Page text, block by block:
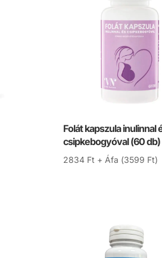
Folát kapszula inulinnal
csipkebogyóval (60 db)
2834 Ft + Áfa (3599 Ft)